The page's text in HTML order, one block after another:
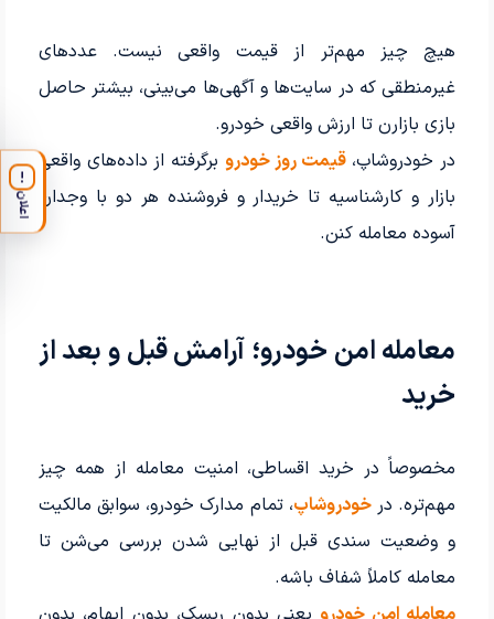
هیچ چیز مهم‌تر از قیمت واقعی نیست. عددهای
غیرمنطقی‌ که در سایت‌ها و آگهی‌ها می‌بینی، بیشتر حاصل
بازی بازارن تا ارزش واقعی خودرو.
در خودروشاپ،قیمت روز خودرو برگرفته از داده‌های واقعی
بازار و کارشناسیه تا خریدار و فروشنده هر دو با وجدان
آسوده معامله کنن.
معامله امن خودرو؛ آرامش قبل و بعد از
خرید
مخصوصاً در خرید اقساطی، امنیت معامله از همه چیز
مهم‌تره. درخودروشاپ، تمام مدارک خودرو، سوابق مالکیت
و وضعیت سندی قبل از نهایی شدن بررسی می‌شن تا
معامله کاملاً شفاف باشه.
!
اعلان